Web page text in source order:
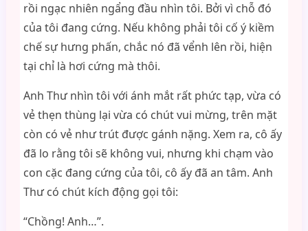
rồi ngạc nhiên ngẩng đầu nhìn tôi. Bởi vì chỗ đó
của tôi đang cứng. Nếu không phải tôi cố ý kiềm
chế sự hưng phấn, chắc nó đã vểnh lên rồi, hiện
tại chỉ là hơi cứng mà thôi.
Anh Thư nhìn tôi với ánh mắt rất phức tạp, vừa có
vẻ thẹn thùng lại vừa có chút vui mừng, trên mặt
còn có vẻ như trút được gánh nặng. Xem ra, cô ấy
đã lo rằng tôi sẽ không vui, nhưng khi chạm vào
con cặc đang cứng của tôi, cô ấy đã an tâm. Anh
Thư có chút kích động gọi tôi:
“Chồng! Anh…”.